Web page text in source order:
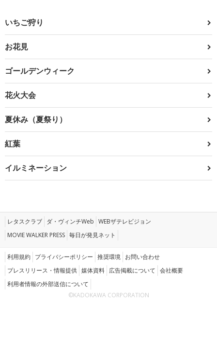
いちご狩り
お花見
ゴールデンウィーク
花火大会
夏休み（夏祭り）
紅葉
イルミネーション
レタスクラブ ダ・ヴィンチWeb WEBザテレビジョン
MOVIE WALKER PRESS 毎日が発見ネット
利用規約 プライバシーポリシー 推奨環境 お問い合わせ
プレスリリース・情報提供 媒体資料 広告掲載について 会社概要
利用者情報の外部送信について
©KADOKAWA CORPORATION